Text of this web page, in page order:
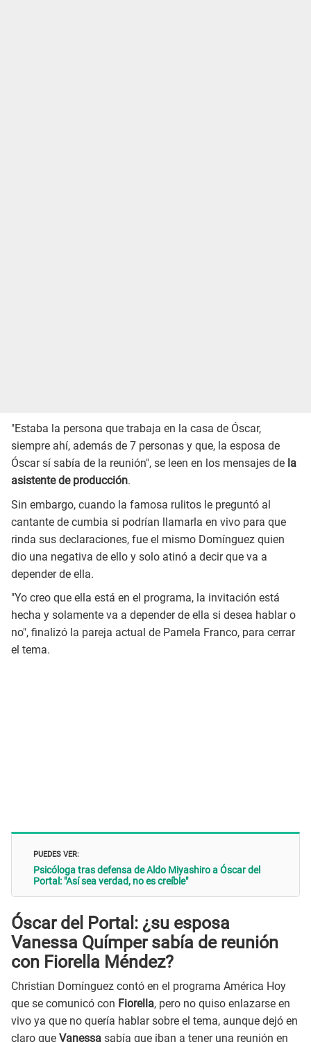
"Estaba la persona que trabaja en la casa de Óscar,
siempre ahí, además de 7 personas y que, la esposa de
Óscar sí sabía de la reunión", se leen en los mensajes de la
asistente de producción.
Sin embargo, cuando la famosa rulitos le preguntó al
cantante de cumbia si podrían llamarla en vivo para que
rinda sus declaraciones, fue el mismo Domínguez quien
dio una negativa de ello y solo atinó a decir que va a
depender de ella.
"Yo creo que ella está en el programa, la invitación está
hecha y solamente va a depender de ella si desea hablar o
no", finalizó la pareja actual de Pamela Franco, para cerrar
el tema.
PUEDES VER:
Psicóloga tras defensa de Aldo Miyashiro a Óscar del
Portal: "Así sea verdad, no es creíble"
Óscar del Portal: ¿su esposa
Vanessa Químper sabía de reunión
con Fiorella Méndez?
Christian Domínguez contó en el programa América Hoy
que se comunicó con Fiorella, pero no quiso enlazarse en
vivo ya que no quería hablar sobre el tema, aunque dejó en
claro que Vanessa sabía que iban a tener una reunión en